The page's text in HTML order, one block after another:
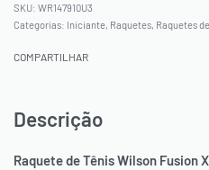
WR147910U3
Categorias: Iniciante Raquetes Raquetes
COMPARTILHAR
Descrição
Raquete de Tênis Wilson Fusion